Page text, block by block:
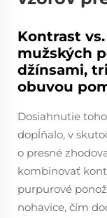
Kontrast
mužských
džínsami,
obuvou
Dosiahnutie
dopĺňalo, v
o presné
kombinovať
purpurové
nohavice, čím